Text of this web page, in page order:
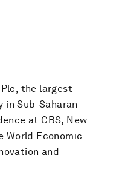
the largest
in Sub-Saharan
at CBS, New
World Economic
and